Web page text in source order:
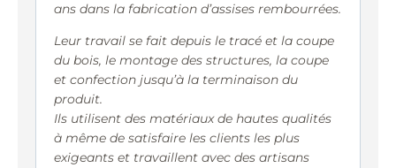
ans dans la fabrication d’assises rembourrées.
Leur travail se fait depuis le tracé et la coupe
du bois, le montage des structures, la coupe
et confection jusqu’à la terminaison du
produit.
Ils utilisent des matériaux de hautes qualités
à même de satisfaire les clients les plus
exigeants et travaillent avec des artisans